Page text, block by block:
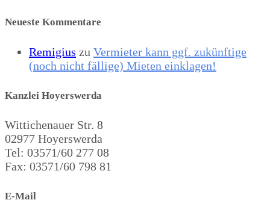
Neueste Kommentare
Remigius zu Vermieter kann ggf. zukünftige
(noch nicht fällige) Mieten einklagen!
Kanzlei Hoyerswerda
Wittichenauer Str. 8
02977 Hoyerswerda
Tel: 03571/60 277 08
Fax: 03571/60 798 81
E-Mail